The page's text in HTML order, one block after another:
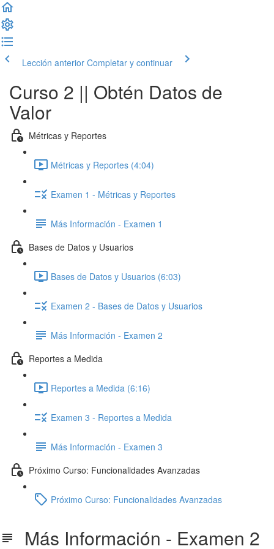
Lección anterior Completar y continuar
Curso 2 || Obtén Datos de
Valor
Métricas y Reportes
Métricas y Reportes (4:04)
Examen 1 - Métricas y Reportes
Más Información - Examen 1
Bases de Datos y Usuarios
Bases de Datos y Usuarios (6:03)
Examen 2 - Bases de Datos y Usuarios
Más Información - Examen 2
Reportes a Medida
Reportes a Medida (6:16)
Examen 3 - Reportes a Medida
Más Información - Examen 3
Próximo Curso: Funcionalidades Avanzadas
Próximo Curso: Funcionalidades Avanzadas
Más Información - Examen 2